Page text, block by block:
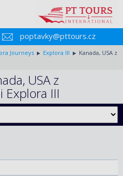
poptavky@pttours.cz
Journeys Explora III
Kanada, USA z
USA z
Explora III